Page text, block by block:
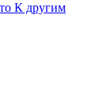
К другим